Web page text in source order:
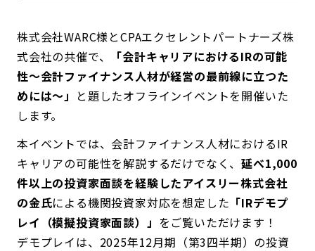
株式会社WARC様とCPAエクセレントパートナーズ株
式会社の共催で、
「会計キャリアにおけるIRの可能
性～会計ファイナンス人材が経営の最前線に立つた
めには～」 と題したオフラインイベントを開催いた
します。
本イベントでは、会計ファイナンス人材におけるIR
キャリアの可能性を解説するだけでなく、延べ1,000
件以上の投資家面談を経験したアイスリー株式会社
の金氏による機関投資家対応を想定した 「IRデモプ
レイ（模擬投資家面談）」 をご覧いただけます！
デモプレイは、2025年12月期（第3四半期）の投資